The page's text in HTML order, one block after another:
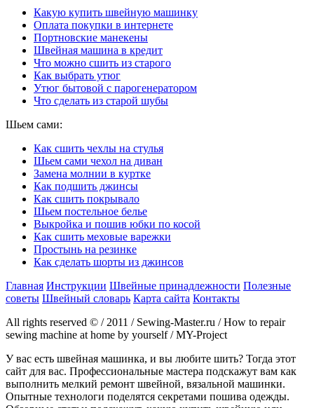
Какую купить швейную машинку
Оплата покупки в интернете
Портновские манекены
Швейная машина в кредит
Что можно сшить из старого
Как выбрать утюг
Утюг бытовой с парогенератором
Что сделать из старой шубы
Шьем сами:
Как сшить чехлы на стулья
Шьем сами чехол на диван
Замена молнии в куртке
Как подшить джинсы
Как сшить покрывало
Шьем постельное белье
Выкройка и пошив юбки по косой
Как сшить меховые варежки
Простынь на резинке
Как сделать шорты из джинсов
Главная Инструкции Швейные принадлежности Полезные
советы Швейный словарь Карта сайта Контакты
All rights reserved © / 2011 / Sewing-Master.ru / How to repair
sewing machine at home by yourself / MY-Project
У вас есть швейная машинка, и вы любите шить? Тогда этот
сайт для вас. Профессиональные мастера подскажут вам как
выполнить мелкий ремонт швейной, вязальной машинки.
Опытные технологи поделятся секретами пошива одежды.